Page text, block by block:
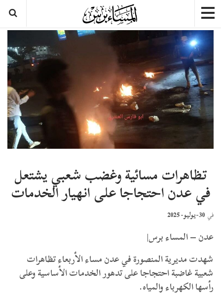
تظاهرات مسائية وغضب شعبي يشتعل
في عدن احتجاجا على انهيار الخدمات
في 30-يوليو- 2025
عدن – المساء برس|
شهدت مديرية المنصورة في عدن مساء الأربعاء تظاهرات
شعبية غاضبة احتجاجا على تدهور الخدمات الأساسية وعلى
رأسها الكهرباء والمياه.